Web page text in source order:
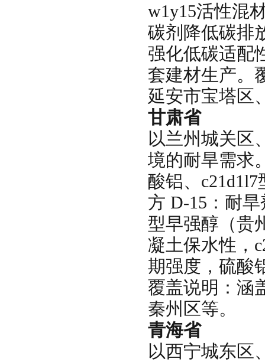
w1y15活性混
碳剂降低碳排
强化低碳适配
套建材生产。
延安市宝塔区
甘肃省
以兰州城关区
境的耐旱需求
酸铝、
方 D-15：耐旱
型早强醇（贵
凝土保水性，
期强度，硫酸
覆盖说明：涵
秦州区等。
青海省
以西宁城东区